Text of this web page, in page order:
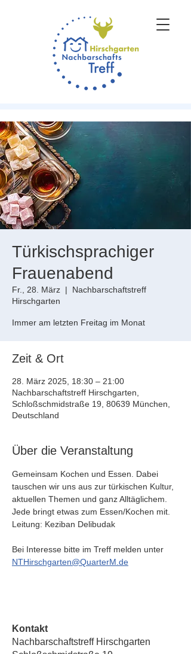
Türkischsprachiger
Frauenabend
Fr., 28. März
  |
Nachbarschaftstreff
Hirschgarten
Immer am letzten Freitag im Monat
Zeit & Ort
28. März 2025, 18:30 – 21:00
Nachbarschaftstreff Hirschgarten,
Schloßschmidstraße 19, 80639 München,
Deutschland
Über die Veranstaltung
Gemeinsam Kochen und Essen. Dabei
tauschen wir uns aus zur türkischen Kultur,
aktuellen Themen und ganz Alltäglichem.
Jede bringt etwas zum Essen/Kochen mit.
Leitung: Keziban Delibudak
Bei Interesse bitte im Treff melden unter
NTHirschgarten@QuarterM.de
Kontakt
Nachbarschaftstreff Hirschgarten